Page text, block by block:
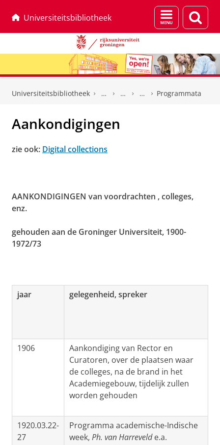
Universiteitsbibliotheek
Menu
en
Universiteitsbibliotheek Programmata
Aankondigingen
zie ook: Digital collections
AANKONDIGINGEN van voordrachten , colleges,
enz.
gehouden aan de Groninger Universiteit, 1900-
1972/73
jaar gelegenheid, spreker
1906
Aankondiging van Rector en
Curatoren, over de plaatsen waar
de colleges, na de brand in het
Academiegebouw, tijdelijk zullen
worden gehouden
1920.03.22-
27
Programma academische-Indische
week, Ph. van Harrevelde.a.